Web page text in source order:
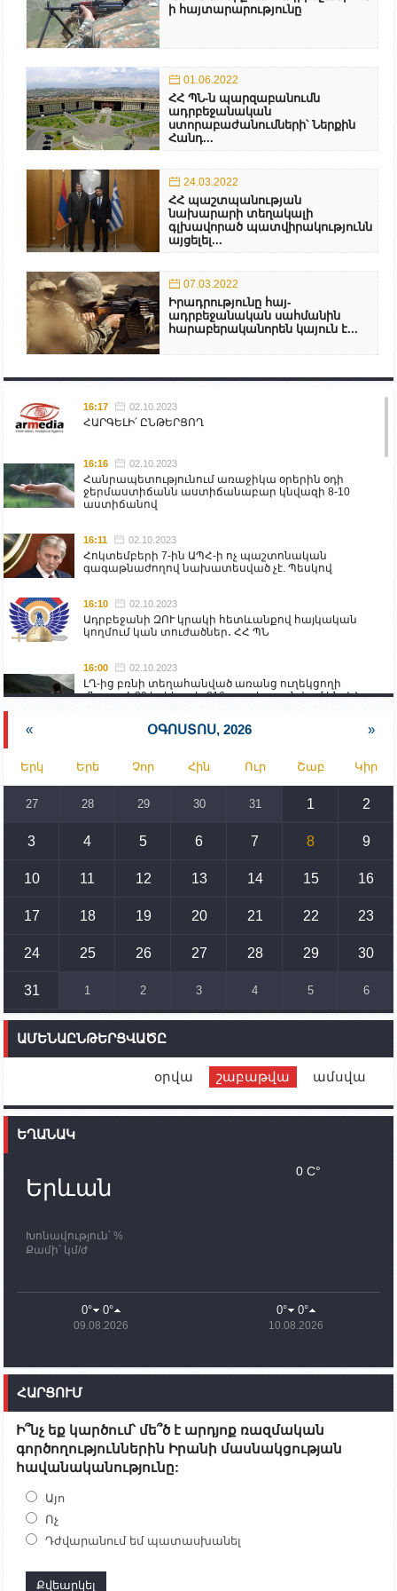
ի հայտարարությունը
01.06.2022
ՀՀ ՊՆ-ն պարզաբանումն
ադրբեջանական
ստորաբաժանումների՝ Ներքին
Հանդ...
24.03.2022
ՀՀ պաշտպանության
նախարարի տեղակալի
գլխավորած պատվիրակությունն
այցելել...
07.03.2022
Իրադրությունը հայ-
ադրբեջանական սահմանին
հարաբերականորեն կայուն է...
16:17 02.10.2023
ՀԱՐԳԵԼԻ՛ ԸՆԹԵՐՑՈՂ
16:16 02.10.2023
Հանրապետությունում առաջիկա օրերին օդի
ջերմաստիճանն աստիճանաբար կնվազի 8-10
աստիճանով
16:11 02.10.2023
Հոկտեմբերի 7-ին ԱՊՀ-ի ոչ պաշտոնական
գագաթնաժողով նախատեսված չէ. Պեսկով
16:10 02.10.2023
Ադրբեջանի ԶՈՒ կրակի հետևանքով հայկական
կողմում կան տուժածներ․ ՀՀ ՊՆ
16:00 02.10.2023
ԼՂ-ից բռնի տեղահանված առանց ուղեկցողի
մնացած 20 երեխա և 216 տարեց գտնվում են ՀՀ
նախարարության հոգածության ներքո
Իրանը կողմ է տարածաշրջանի համար շահավետ
տրանսպորտային հաղորդակցությունների
զարգացմանը, սակայն ոչ՝ միջազգային
սահմանների փոփոխությանը
15:10 02.10.2023
սպառնալիքները կասեցնելու համար. իսպանացի
պատգամավորը Գորիսում է
14:54 02.10.2023
տեղակայված հայկական դիրքերի անձնակազմի
ունեն. կիպրոսցի խորհրդարանականը՝ Ալեն
Ֆրանսիայի ԱԳ նախարարը կայցելի Հայաստան
պատասխանատուներ կմնան ԼՂ-ում՝ մինչև
որոնողափրկարարական աշխատանքների
11:03
ՄԱԿ-ի առաքելությունը շատ, շատ, շատ օգտակար
Ադրբեջանի փոխվարչապետն այսօր կմեկնի
Ստեփանակերտ
10:07 02.10.2023
09:38 02.10.2023
Խումբն Արցախում կմնա` մինչև զոհվածների
աճյունների ու անհետ կորածների
Ժամը 18։00-ի դրությամբ ԼՂ-ից բռնի տեղահանված
« ՕԳՈՍՏՈՍ, 2026 »
Երկ Երե Չոր Հին Ուր Շաբ Կիր
27 28 29 30 31 1 2
3 4 5 6 7 8 9
10 11 12 13 14 15 16
17 18 19 20 21 22 23
24 25 26 27 28 29 30
31 1 2 3 4 5 6
ԱՄԵՆԱԸՆԹԵՐՑՎԱԾԸ
օրվա շաբաթվա ամսվա
ԵՂԱՆԱԿ
Երևան
Խոնավություն՝ %
Քամի՝ կմ/ժ
0 C°
0° 0°
09.08.2026
0° 0°
10.08.2026
ՀԱՐՑՈՒՄ
Ի՞նչ եք կարծում՝ մե՞ծ է արդյոք ռազմական
գործողություններին Իրանի մասնակցության
հավանականությունը:
Այո
Ոչ
Դժվարանում եմ պատասխանել